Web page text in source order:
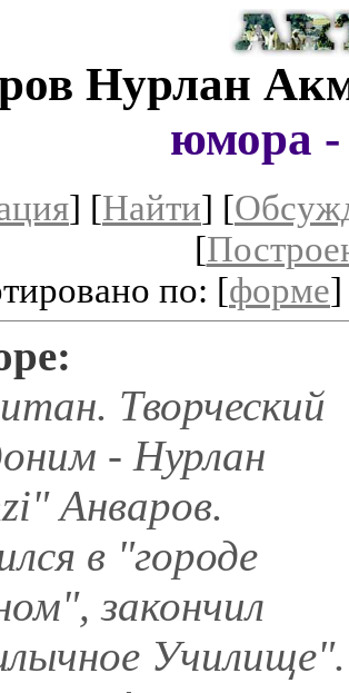
Нурлан
юмора -
] [Найти] [
[
по: [форме
Творческий
- Нурлан
Анваров.
в "городе
закончил
Училище".